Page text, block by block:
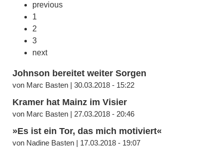
previous
1
2
3
next
Johnson bereitet weiter Sorgen
von Marc Basten | 30.03.2018 - 15:22
Kramer hat Mainz im Visier
von Marc Basten | 27.03.2018 - 20:46
»Es ist ein Tor, das mich motiviert«
von Nadine Basten | 17.03.2018 - 19:07